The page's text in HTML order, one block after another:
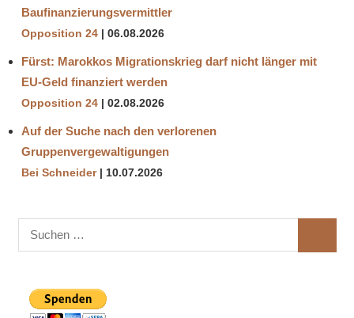
Baufinanzierungsvermittler
Opposition 24 06.08.2026
Fürst: Marokkos Migrationskrieg darf nicht länger mit
EU-Geld finanziert werden
Opposition 24 02.08.2026
Auf der Suche nach den verlorenen
Gruppenvergewaltigungen
Bei Schneider 10.07.2026
Suchen
nach: